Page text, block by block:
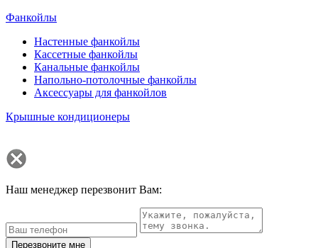
Фанкойлы
Настенные фанкойлы
Кассетные фанкойлы
Канальные фанкойлы
Напольно-потолочные фанкойлы
Аксессуары для фанкойлов
Крышные кондиционеры
Наш менеджер перезвонит Вам:
Перезвоните мне